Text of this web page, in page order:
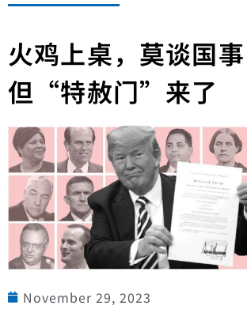
火鸡上桌，莫谈国事
但“特赦门”来了
November 29, 2023